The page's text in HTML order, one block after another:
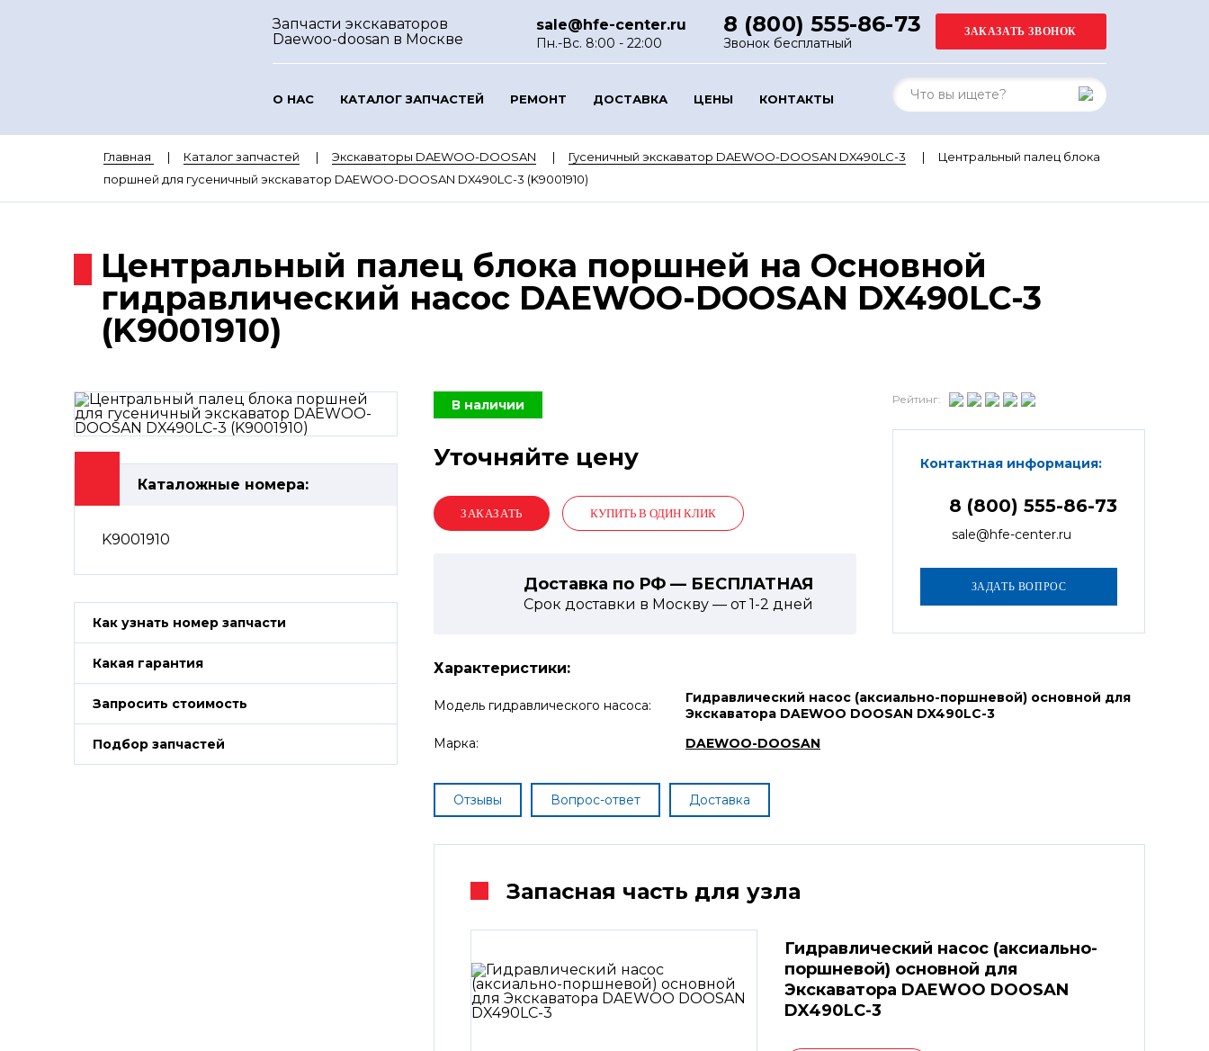
Запчасти экскаваторов
Daewoo-doosan в Москве
sale@hfe-center.ru
Пн.-Вс. 8:00 - 22:00
8 (800) 555-86-73
Звонок бесплатный
О НАС КАТАЛОГ ЗАПЧАСТЕЙ РЕМОНТ ДОСТАВКА ЦЕНЫ КОНТАКТЫ
Главная Каталог запчастей Экскаваторы DAEWOO-DOOSAN Гусеничный экскаватор DAEWOO-DOOSAN DX490LC-3
Центральный палец блока
поршней для гусеничный экскаватор DAEWOO-DOOSAN DX490LC-3 (K9001910)
Центральный палец блока поршней на Основной
гидравлический насос DAEWOO-DOOSAN DX490LC-3
(K9001910)
Каталожные номера:
K9001910
Как узнать номер запчасти
Какая гарантия
Запросить стоимость
Подбор запчастей
В наличии
Уточняйте цену
КУПИТЬ В ОДИН КЛИК
Доставка по РФ — БЕСПЛАТНАЯ
Срок доставки в Москву — от1-2 дней
Рейтинг:
Контактная информация:
8 (800) 555-86-73
sale@hfe-center.ru
Характеристики:
Модель гидравлического насоса:
Гидравлический насос (аксиально-поршневой) основной для
Экскаватора DAEWOO DOOSAN DX490LC-3
Марка:
DAEWOO-DOOSAN
Отзывы Вопрос-ответ Доставка
Запасная часть для узла
Гидравлический насос (аксиально-
поршневой) основной для
Экскаватора DAEWOO DOOSAN
DX490LC-3